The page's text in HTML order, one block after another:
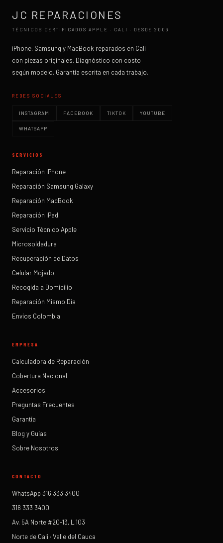
JC REPARACIONES
TÉCNICOS CERTIFICADOS APPLE · CALI · DESDE 2006
iPhone, Samsung y MacBook reparados en Cali
con piezas originales. Diagnóstico con costo
según modelo. Garantía escrita en cada trabajo.
REDES SOCIALES
INSTAGRAM FACEBOOK TIKTOK YOUTUBE
WHATSAPP
SERVICIOS
Reparación iPhone
Reparación Samsung Galaxy
Reparación MacBook
Reparación iPad
Servicio Técnico Apple
Microsoldadura
Recuperación de Datos
Celular Mojado
Recogida a Domicilio
Reparación Mismo Día
Envíos Colombia
EMPRESA
Calculadora de Reparación
Cobertura Nacional
Accesorios
Preguntas Frecuentes
Garantía
Blog y Guías
Sobre Nosotros
CONTACTO
WhatsApp 316 333 3400
316 333 3400
Av. 5A Norte #20-13, L.103
Norte de Cali · Valle del Cauca